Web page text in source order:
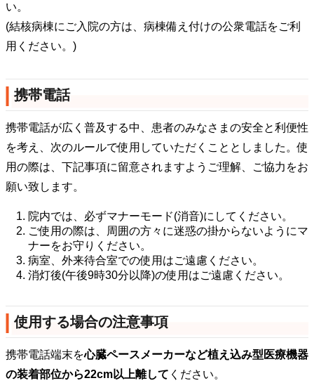
い。
(結核病棟にご入院の方は、病棟備え付けの公衆電話をご利
用ください。)
携帯電話
携帯電話が広く普及する中、患者のみなさまの安全と利便性
を考え、次のルールで使用していただくこととしました。使
用の際は、下記事項に留意されますようご理解、ご協力をお
願い致します。
院内では、必ずマナーモード(消音)にしてください。
ご使用の際は、周囲の方々に迷惑の掛からないようにマ
ナーをお守りください。
病室、外来待合室での使用はご遠慮ください。
消灯後(午後9時30分以降)の使用はご遠慮ください。
使用する場合の注意事項
携帯電話端末を心臓ペースメーカーなど植え込み型医療機器
の装着部位から22cm以上離して ください。